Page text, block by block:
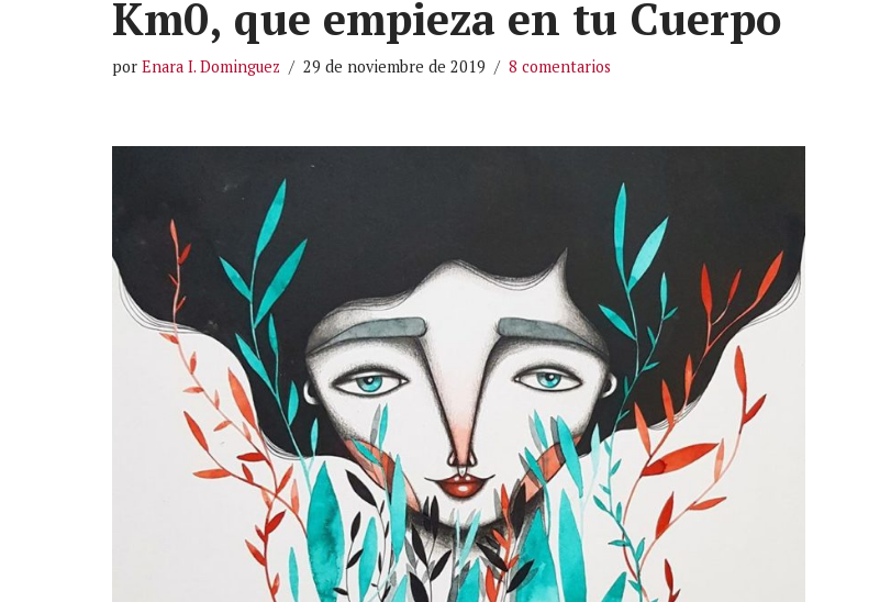
Km0, que empieza en tu Cuerpo
por Enara I. Dominguez 29 de noviembre de 2019 8 comentarios